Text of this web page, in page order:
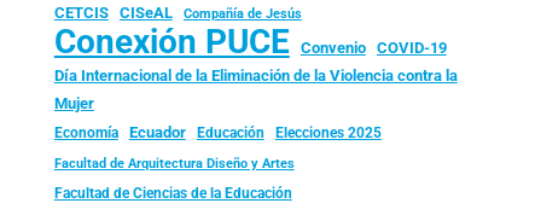
CETCIS CISeAL Compañía de Jesús
Conexión PUCE Convenio
COVID-19
Día Internacional de la Eliminación de la Violencia contra la
Mujer
Economía Ecuador Educación Elecciones 2025
Facultad de Arquitectura Diseño y Artes
Facultad de Ciencias de la Educación